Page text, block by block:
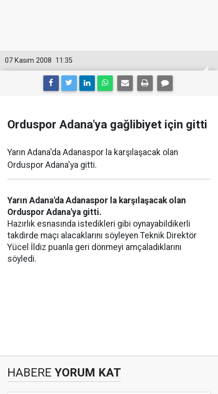
11:35
07 Kasım 2008
Orduspor Adana'ya gağlibiyet için gitti
Yarın Adana'da Adanaspor la karşılaşacak olan
Orduspor Adana'ya gitti.
Yarın Adana'da Adanaspor la karşılaşacak olan
Orduspor Adana'ya gitti.
Hazırlık esnasında istedikleri gibi oynayabildikerli
takdirde maçı alacaklarını söyleyen Teknik Direktör
Yücel İldiz puanla geri dönmeyi amçaladıklarını
söyledi.
HABERE YORUM KAT